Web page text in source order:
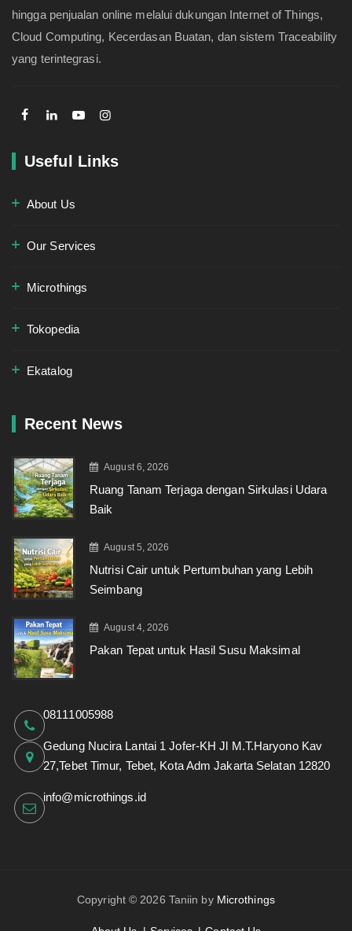
hingga penjualan online melalui dukungan Internet of Things,
Cloud Computing, Kecerdasan Buatan, dan sistem Traceability
yang terintegrasi.
Useful Links
About Us
Our Services
Microthings
Tokopedia
Ekatalog
Recent News
August 6, 2026
Ruang Tanam Terjaga dengan Sirkulasi Udara
Baik
August 5, 2026
Nutrisi Cair untuk Pertumbuhan yang Lebih
Seimbang
August 4, 2026
Pakan Tepat untuk Hasil Susu Maksimal
08111005988
Gedung Nucira Lantai 1 Jofer-KH Jl M.T.Haryono Kav
27,Tebet Timur, Tebet, Kota Adm Jakarta Selatan 12820
info@microthings.id
Copyright © 2026 Taniin by Microthings